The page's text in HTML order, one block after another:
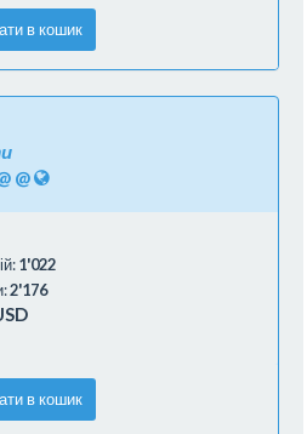
в кошик
@
1'022
2'176
в кошик